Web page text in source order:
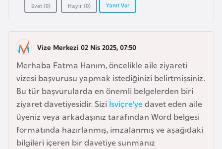
Evet (0) Hayır (0) Yanıt Ver
Vize Merkezi 02 Nis 2025, 07:50
Merhaba Fatma Hanım, öncelikle aile ziyareti
vizesi başvurusu yapmak istediğinizi belirtmişsiniz.
Bu tür başvurularda en önemli belgelerden biri
ziyaret davetiyesidir. Sizi İsviçre’yedavet eden aile
üyeniz veya arkadaşınız tarafından Word belgesi
formatında hazırlanmış, imzalanmış ve aşağıdaki
bilgileri içeren bir davetiye sunmanız
n
a
h
r
e
y
n